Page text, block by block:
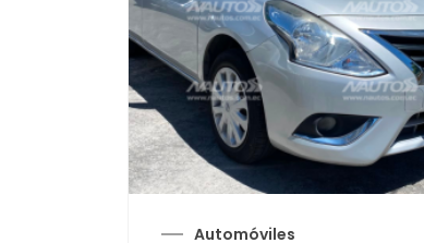
Automóviles